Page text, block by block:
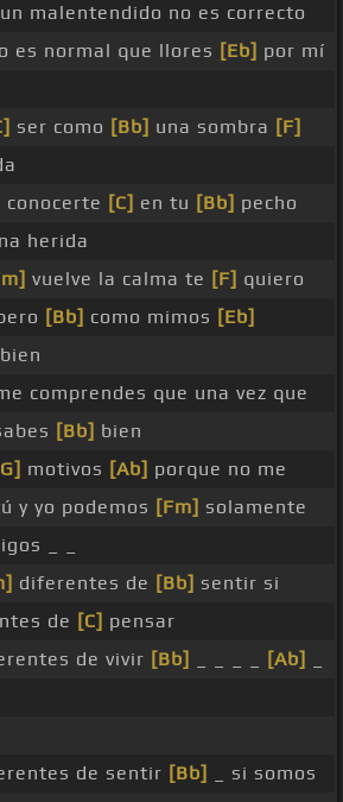
malentendido no es correcto
es normal que llores [Eb] por mí
ser como [Bb] una sombra [F]
conocerte [C] en tu [Bb] pecho
herida
vuelve la calma te [F] quiero
[Bb] como mimos [Eb]
comprendes que una vez que
[Bb] bien
motivos [Ab] porque no me
y yo podemos [Fm] solamente
_ _
diferentes de [Bb] sentir si
de [C] pensar
de vivir [Bb] [Ab]
de sentir [Bb]
_ si somos